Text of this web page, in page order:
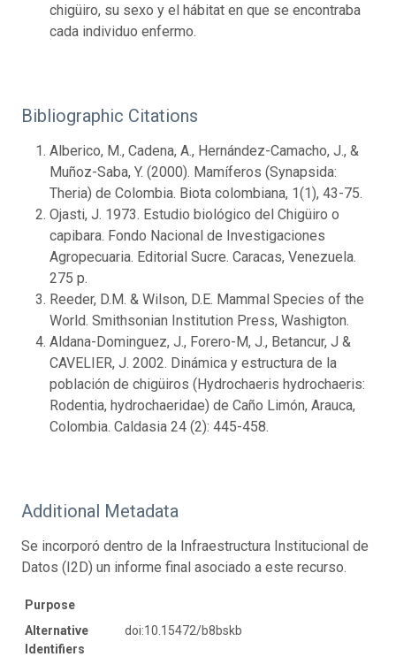
chigüiro, su sexo y el hábitat en que se encontraba
cada individuo enfermo.
Bibliographic Citations
Alberico, M., Cadena, A., Hernández-Camacho, J., &
Muñoz-Saba, Y. (2000). Mamíferos (Synapsida:
Theria) de Colombia. Biota colombiana, 1(1), 43-75.
Ojasti, J. 1973. Estudio biológico del Chigüiro o
capibara. Fondo Nacional de Investigaciones
Agropecuaria. Editorial Sucre. Caracas, Venezuela.
275 p.
Reeder, D.M. & Wilson, D.E. Mammal Species of the
World. Smithsonian Institution Press, Washigton.
Aldana-Dominguez, J., Forero-M, J., Betancur, J &
CAVELIER, J. 2002. Dinámica y estructura de la
población de chigüiros (Hydrochaeris hydrochaeris:
Rodentia, hydrochaeridae) de Caño Limón, Arauca,
Colombia. Caldasia 24 (2): 445-458.
Additional Metadata
Se incorporó dentro de la Infraestructura Institucional de
Datos (I2D) un informe final asociado a este recurso.
Purpose
Alternative
Identifiers
doi:10.15472/b8bskb